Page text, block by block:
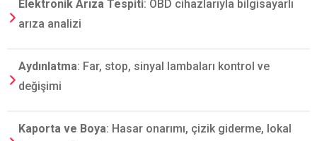
Elektronik Arıza Tespiti: OBD cihazlarıyla bilgisayarlı
arıza analizi
Aydınlatma: Far, stop, sinyal lambaları kontrol ve
değişimi
Kaporta ve Boya: Hasar onarımı, çizik giderme, lokal